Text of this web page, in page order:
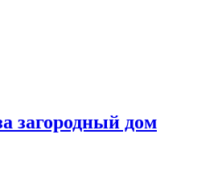
загородный дом